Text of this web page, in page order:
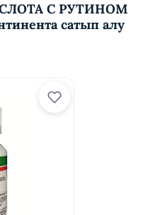
С РУТИНОМ
сатып алу